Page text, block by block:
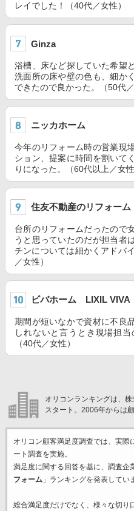
レイでした！（40代／女性）
Ginza
浴槽、床など探していた希望
洗面所の床や壁の色も、細か
できたので良かった。（50代／
ニッカホーム
今年のリフォーム時の営業現
ション、提案に時間を割いて
りになった。（60代以上／女性
住友不動産のリフォーム
台所のリフォームだったので
うと思っていたのだが担当者
チンについては細かくアドバ
／女性）
ビバホーム LIXIL VIVA
期間が短いなかで資材に不良
しれないと言うとき現場担
（40代／女性）
オリコンランキングは、
スタート。2006年からは
オリコン顧客満足度調査では、実際
ート調査を実施。
満足度に関する回答を基に、調査企
フォーム」ランキングを発表してい
総合満足度だけでなく、様々な切り